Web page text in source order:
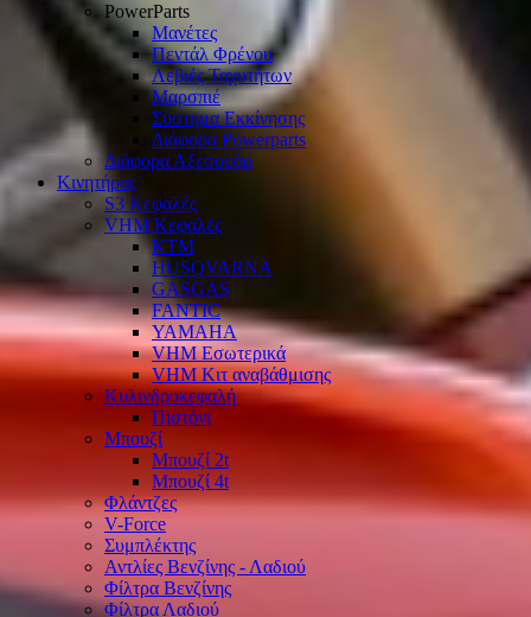
PowerParts
Μανέτες
Πεντάλ Φρένου
Λεβιές Ταχυτήτων
Μαρσπιέ
Σύστημα Εκκίνησης
Διάφορα Powerparts
Διάφορα Αξεσουάρ
Κινητήρας
S3 Κεφαλές
VHM Κεφαλές
KTM
HUSQVARNA
GASGAS
FANTIC
YAMAHA
VHM Εσωτερικά
VHM Κιτ αναβάθμισης
Κυλινδροκεφαλή
Πιστόνι
Μπουζί
Μπουζί 2t
Μπουζί 4t
Φλάντζες
V-Force
Συμπλέκτης
Αντλίες Βενζίνης - Λαδιού
Φίλτρα Βενζίνης
Φίλτρα Λαδιού